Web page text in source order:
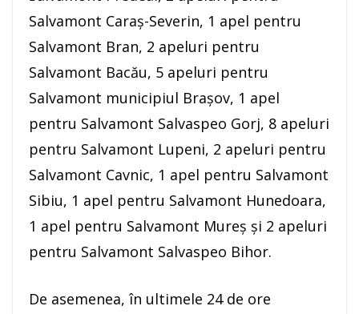
Salvamont Caraş-Severin, 1 apel pentru
Salvamont Bran, 2 apeluri pentru
Salvamont Bacău, 5 apeluri pentru
Salvamont municipiul Braşov, 1 apel
pentru Salvamont Salvaspeo Gorj, 8 apeluri
pentru Salvamont Lupeni, 2 apeluri pentru
Salvamont Cavnic, 1 apel pentru Salvamont
Sibiu, 1 apel pentru Salvamont Hunedoara,
1 apel pentru Salvamont Mureş şi 2 apeluri
pentru Salvamont Salvaspeo Bihor.
De asemenea, în ultimele 24 de ore